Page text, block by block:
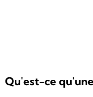
Qu'est-ce